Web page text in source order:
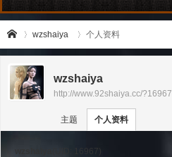
神
›
wzshaiya
›
个人资料
wzshaiya
http://www.92shaiya.cc/?16967
主题 个人资料
(UID: 16967)